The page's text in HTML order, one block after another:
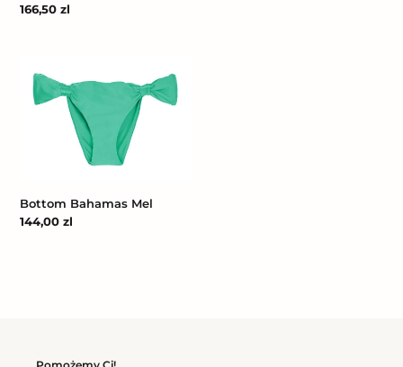
Cena
166,50 zl
Bahamas
Mel
Bottom Bahamas Mel
Cena
144,00 zl